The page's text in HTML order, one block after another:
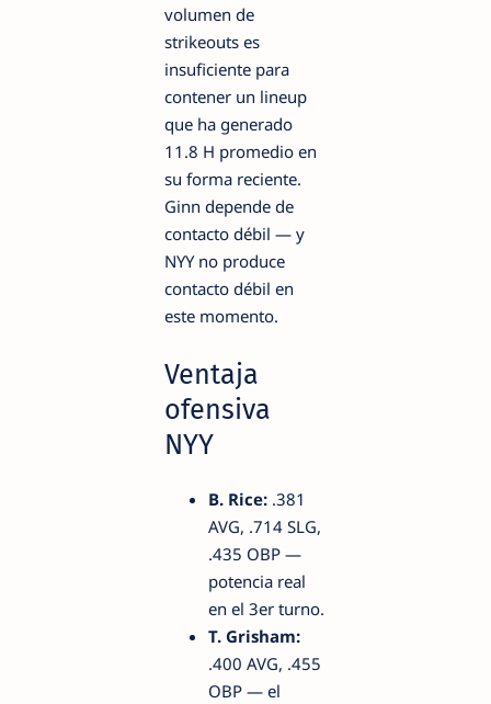
volumen de
strikeouts es
insuficiente para
contener un lineup
que ha generado
11.8 H promedio en
su forma reciente.
Ginn depende de
contacto débil — y
NYY no produce
contacto débil en
este momento.
Ventaja
ofensiva
NYY
B. Rice: .381
AVG, .714 SLG,
.435 OBP —
potencia real
en el 3er turno.
T. Grisham:
.400 AVG, .455
OBP — el